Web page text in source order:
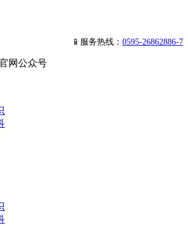
📱服务热线： 0595-26862886-7